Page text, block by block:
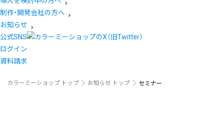
制作・開発会社の方へ
お知らせ
公式SNS
ログイン
資料請求
カラーミーショップ トップ お知らせ トップ セミナー